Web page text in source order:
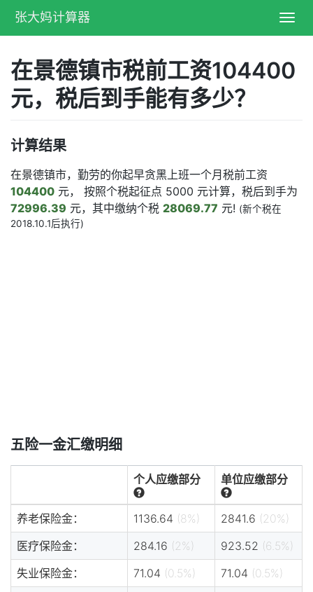
张大妈计算器
在景德镇市税前工资104400
元，税后到手能有多少？
计算结果
在景德镇市，勤劳的你起早贪黑上班一个月税前工资
104400 元， 按照个税起征点 5000 元计算，税后到手为
72996.39 元，其中缴纳个税 28069.77 元! (新个税在
2018.10.1后执行)
五险一金汇缴明细
个人应缴部分 单位应缴部分
养老保险金： 1136.64 (8%) 2841.6 (20%)
医疗保险金：
284.16 (2%) 923.52 (6.5%)
失业保险金：
71.04 (0.5%) 71.04 (0.5%)